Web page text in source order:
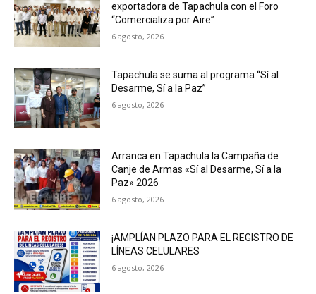
exportadora de Tapachula con el Foro
“Comercializa por Aire”
6 agosto, 2026
Tapachula se suma al programa “Sí al
Desarme, Sí a la Paz”
6 agosto, 2026
Arranca en Tapachula la Campaña de
Canje de Armas «Sí al Desarme, Sí a la
Paz» 2026
6 agosto, 2026
¡AMPLÍAN PLAZO PARA EL REGISTRO DE
LÍNEAS CELULARES
6 agosto, 2026